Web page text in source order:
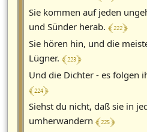
Sie kommen auf jeden
und Sünder herab. ﴾ 222 ﴿
Sie hören hin, und die
Lügner. ﴾ 223 ﴿
Und die Dichter - es folgen
﴾ 224 ﴿
Siehst du nicht, daß sie in
umherwandern ﴾ 225 ﴿